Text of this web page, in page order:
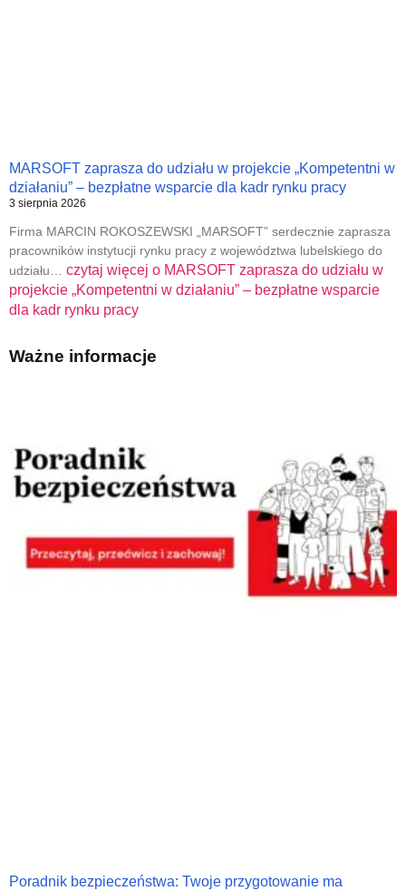
MARSOFT zaprasza do udziału w projekcie „Kompetentni w
działaniu” – bezpłatne wsparcie dla kadr rynku pracy
3 sierpnia 2026
Firma MARCIN ROKOSZEWSKI „MARSOFT” serdecznie zaprasza
pracowników instytucji rynku pracy z województwa lubelskiego do
udziału… czytaj więcej o MARSOFT zaprasza do udziału w
projekcie „Kompetentni w działaniu” – bezpłatne wsparcie
dla kadr rynku pracy
Ważne informacje
Poradnik bezpieczeństwa: Twoje przygotowanie ma